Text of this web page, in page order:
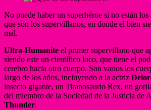
No puede haber un superhéroe si no están los
que son los supervillanos, en donde el bien
mal.
Ultra-Humanite el primer supervillano que
siendo este un científico loco, que tiene el
cerebro hacia otro cuerpo. Son varios los
largo de los años, incluyendo a la actriz
insecto gigante, un Tiranosaurio Rex, un
del miembro de la Sociedad de la Justicia de
Thunder.